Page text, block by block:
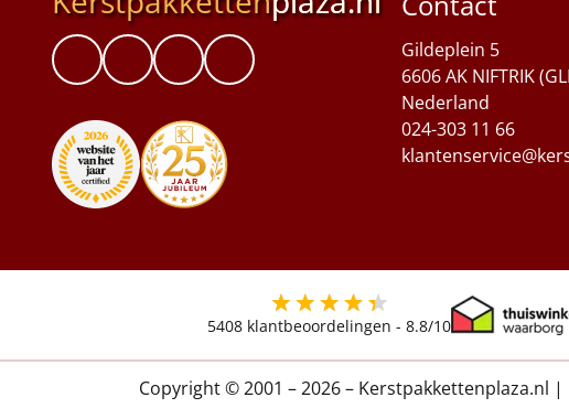
Gildeplein 5
6606 AK NIFTRIK
Nederland
024-303 11 66
5408 klantbeoordelingen - 8.8/10
Copyright © 2001 – 2026 – Kerstpakkettenplaza.nl |